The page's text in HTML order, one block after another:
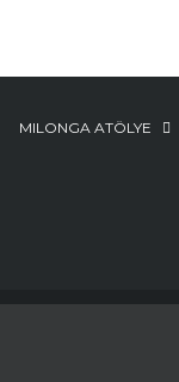
MILONGA ATÖLYE